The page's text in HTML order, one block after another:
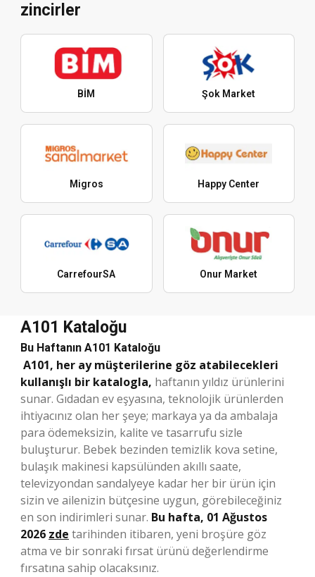
zincirler
BİM Şok Market
Migros Happy Center
CarrefourSA Onur Market
A101 Kataloğu
Bu Haftanın A101 Kataloğu
A101, her ay müşterilerine göz atabilecekleri
kullanışlı bir katalogla, haftanın yıldız ürünlerini
sunar. Gıdadan ev eşyasına, teknolojik ürünlerden
ihtiyacınız olan her şeye; markaya ya da ambalaja
para ödemeksizin, kalite ve tasarrufu sizle
buluşturur. Bebek bezinden temizlik kova setine,
bulaşık makinesi kapsülünden akıllı saate,
televizyondan sandalyeye kadar her bir ürün için
sizin ve ailenizin bütçesine uygun, görebileceğiniz
en son indirimleri sunar. Bu hafta, 01 Ağustos
2026 zde tarihinden itibaren, yeni broşüre göz
atma ve bir sonraki fırsat ürünü değerlendirme
fırsatına sahip olacaksınız.